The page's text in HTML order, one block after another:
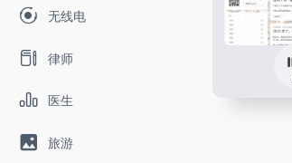
无线电
律师
医生
旅游